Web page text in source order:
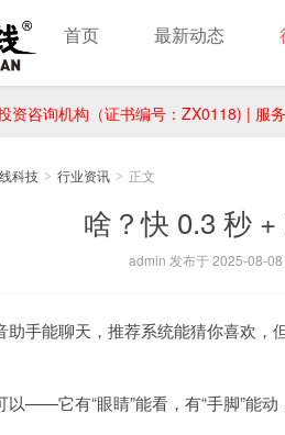
资咨询机构（证书编号：ZX0118) | 服
首页 最新动态
科技 > 行业资讯 > 正文
啥？快 0.3 秒
admin 发布于 2025-08-08
助手能聊天，推荐系统能猜你喜欢，
以——它有“眼睛”能看，有“手脚”能